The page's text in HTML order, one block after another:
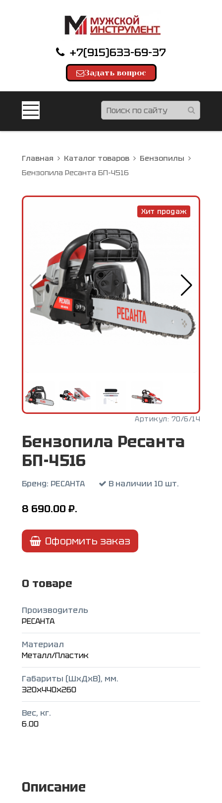
+7(915)633-69-37
Задать вопрос
Главная Каталог товаров
Бензопилы
Бензопила Ресанта БП-4516
Хит продаж
Артикул: 70/6/14
Бензопила Ресанта
БП-4516
Бренд: РЕСАНТА В наличии 10 шт.
8 690.00 ₽.
Оформить заказ
О товаре
Производитель
РЕСАНТА
Материал
Металл/Пластик
Габариты (ШxДxВ), мм.
320x440x260
Вес, кг.
6.00
Описание